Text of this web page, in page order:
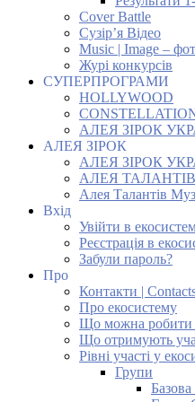
Cover Battle
Сузір’я Відео
Music | Image –
Журі конкурсів
СУПЕРПРОГРАМИ
HOLLYWOOD
АЛЕЯ ЗІРОК
АЛЕЯ ЗІРОК
АЛЕЯ ЗІРОК
АЛЕЯ
Алея Талантів
Вхід
Увійти в
Реєстрація в
Забули пароль?
Про
Контакти |
Про екосистему
Що можна робити
Що отримують
Рівні участі у
Групи
Базова